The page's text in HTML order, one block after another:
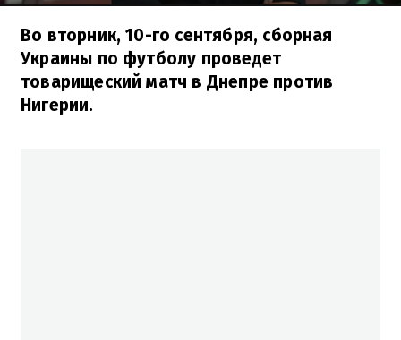
Во вторник, 10-го сентября, сборная
Украины по футболу проведет
товарищеский матч в Днепре против
Нигерии.